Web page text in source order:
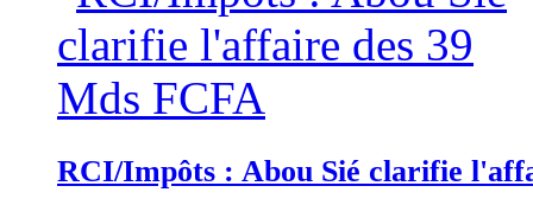
RCI/Impôts : Abou Sié clarifie